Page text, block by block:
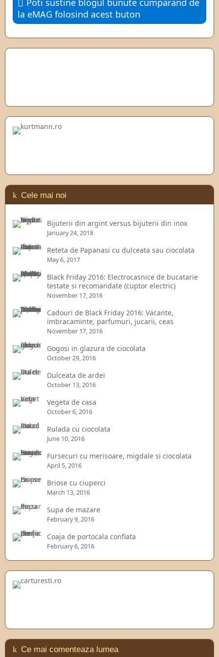
Poti sustine blogul bunute cumparand de
la eMAG folosind acest buton
Cele mai noi
Bijuterii din argint versus bijuterii din inox
January 24, 2018
Reteta de Papanasi cu dulceata sau ciocolata
May 6, 2017
Black Friday 2016: Electrocasnice de bucatarie
testate si recomandate (cuptor electric)
November 17, 2016
Cadouri de Black Friday 2016: Vacante,
imbracaminte, parfumuri, jucarii, ceas
November 17, 2016
Gogosi in glazura de ciocolata
October 29, 2016
Dulceata de ardei
October 13, 2016
Vegeta de casa
October 6, 2016
Rulada cu ciocolata
June 10, 2016
Fursecuri cu merisoare, migdale si ciocolata
April 5, 2016
Briose cu ciuperci
March 13, 2016
Supa de mazare
February 9, 2016
Coaja de portocala confiata
February 6, 2016
Ce mai comenteaza lumea